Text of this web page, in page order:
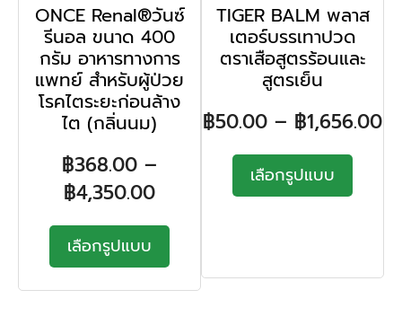
ONCE Renal®วันซ์
รีนอล ขนาด 400
กรัม อาหารทางการ
แพทย์ สำหรับผู้ป่วย
โรคไตระยะก่อนล้าง
ไต (กลิ่นนม)
฿368.00 –
฿4,350.00
เลือกรูปแบบ
TIGER BALM พลาส
เตอร์บรรเทาปวด
ตราเสือสูตรร้อนและ
สูตรเย็น
฿50.00 – ฿1,656.00
เลือกรูปแบบ